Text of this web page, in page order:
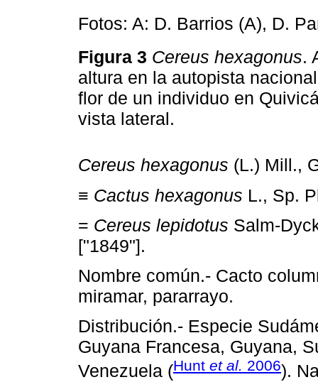
Fotos: A: D. Barrios (A), D.
Figura 3 Cereus hexagonus.
altura en la autopista
flor de un individuo en
vista lateral.
Cereus hexagonus (L.) Mill.,
≡ Cactus hexagonus L., Sp.
= Cereus lepidotus Salm-
["1849"].
Nombre común.- Cacto
miramar, pararrayo.
Distribución.- Especie
Guyana Francesa, Guyana,
Venezuela (Hunt et al. 2006).